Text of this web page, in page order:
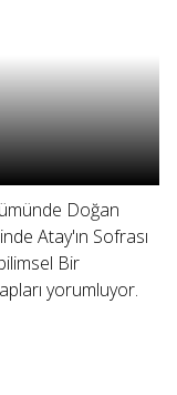
Doğan
Atay'ın Sofrası
Bir
yorumluyor.